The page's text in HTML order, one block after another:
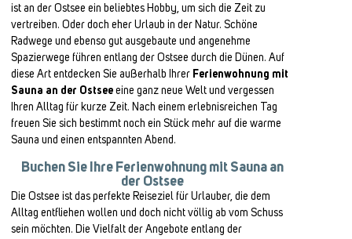
ist an der Ostsee ein beliebtes Hobby, um sich die Zeit zu
vertreiben. Oder doch eher Urlaub in der Natur. Schöne
Radwege und ebenso gut ausgebaute und angenehme
Spazierwege führen entlang der Ostsee durch die Dünen. Auf
diese Art entdecken Sie außerhalb Ihrer Ferienwohnung mit
Sauna an der Ostsee eine ganz neue Welt und vergessen
Ihren Alltag für kurze Zeit. Nach einem erlebnisreichen Tag
freuen Sie sich bestimmt noch ein Stück mehr auf die warme
Sauna und einen entspannten Abend.
Buchen Sie Ihre Ferienwohnung mit Sauna an
der Ostsee
Die Ostsee ist das perfekte Reiseziel für Urlauber, die dem
Alltag entfliehen wollen und doch nicht völlig ab vom Schuss
sein möchten. Die Vielfalt der Angebote entlang der